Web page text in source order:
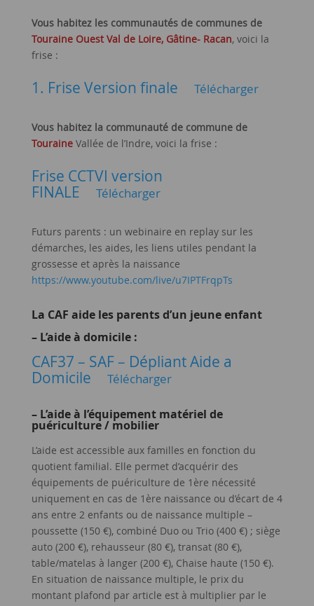
Vous habitez les communautés de communes de
Touraine Ouest Val de Loire, Gâtine- Racan, voici la
frise :
1. Frise Version finale Télécharger
Vous habitez la communauté de commune de
TouraineVallée de l’Indre, voici la frise :
Frise CCTVI version
FINALE
Télécharger
Futurs parents : un webinaire en replay sur les
démarches, les aides, les liens utiles pendant la
grossesse et après la naissance
https://www.youtube.com/live/u7IPTFrqpTs
La CAF aide les parents d’un jeune enfant
– L’aide à domicile :
CAF37 – SAF – Dépliant Aide a
Domicile
Télécharger
– L’aide à l’équipement matériel de
puériculture / mobilier
L’aide est accessible aux familles en fonction du
quotient familial. Elle permet d’acquérir des
équipements de puériculture de 1ère nécessité
uniquement en cas de 1ère naissance ou d’écart de 4
ans entre 2 enfants ou de naissance multiple –
poussette (150 €), combiné Duo ou Trio (400 €) ; siège
auto (200 €), rehausseur (80 €), transat (80 €),
table/matelas à langer (200 €), Chaise haute (150 €).
En situation de naissance multiple, le prix du
montant plafond par article est à multiplier par le